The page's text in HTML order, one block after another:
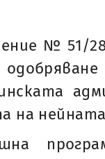
№ 51/
на